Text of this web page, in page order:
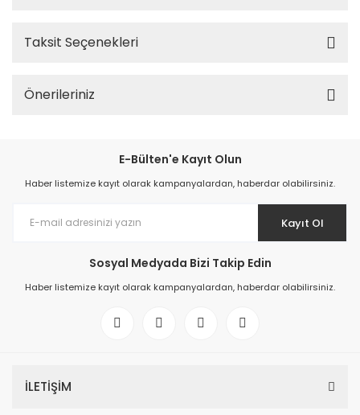
Taksit Seçenekleri
Önerileriniz
E-Bülten'e Kayıt Olun
Haber listemize kayıt olarak kampanyalardan, haberdar olabilirsiniz.
Kayıt Ol
Sosyal Medyada Bizi Takip Edin
Haber listemize kayıt olarak kampanyalardan, haberdar olabilirsiniz.
İLETİŞİM